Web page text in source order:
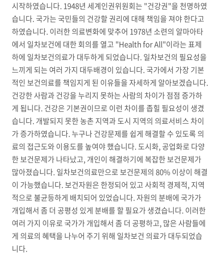
시작하였습니다. 1948년 세계인권위원회는 "건강권"을 천명하였
습니다. 국가는 국민들의 건강할 권리에 대해 책임을 져야 한다고
하였습니다. 이러한 의료변화에 맞추어 1978년 소련의 알마아타
에서 일차보건에 대한 회의를 열고 "Health for All"이라는 표제
하에 일차보건의료가 대두하게 되었습니다. 일차보건의 필요성을
느끼게 되는 여러 가지 대두배경이 있습니다. 국가에서 가장 기본
적인 보건의료를 책임지게 된 이유들을 자세하게 알아보겠습니다.
건강한 사람과 건강을 누리지 못하는 사람의 차이가 점점 증가하
게 됩니다. 건강은 기본권이므로 이런 차이를 좁힐 필요성이 생겼
습니다. 개발되지 못한 농촌 지역과 도시 지역의 의료서비스 차이
가 증가하였습니다. 누구나 건강문제를 쉽게 해결할 수 있도록 의
료의 접근도와 이용도를 높여야 했습니다. 도시화, 공업화로 다양
한 보건문제가 나타났고, 개인이 해결하기에 복잡한 보건문제가
많아졌습니다. 일차보건의료만으로 보건문제의 80% 이상이 해결
이 가능했습니다. 보건자원은 한정되어 있고 사회적 경제적, 지역
적으로 불균등하게 배치되어 있었습니다. 자원의 분배에 국가가
개입해서 좀 더 공평성 있게 분배를 할 필요가 생겼습니다. 이러한
여러 가지 이유로 국가가 개입해서 좀 더 공평하고, 많은 사람들에
게 의료의 혜택을 나누어 주기 위해 일차보건 의료가 대두되었습
니다.